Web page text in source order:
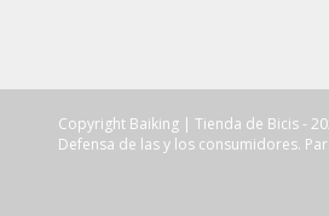
Copyright Baiking | Tienda de Bicis -
Defensa de las y los consumidores.